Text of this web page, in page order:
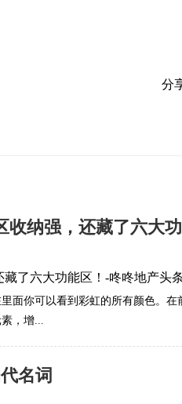
分
面你可以看到彩虹的所有颜色。在
，增...
名词